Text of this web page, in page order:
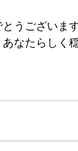
うございま
なたらしく